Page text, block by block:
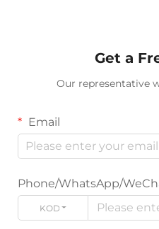
Get a
Our representative
Email
Phone/WhatsApp/
KODE